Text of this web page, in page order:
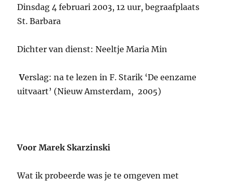
Dinsdag 4 februari 2003, 12 uur, begraafplaats
St. Barbara
Dichter van dienst: Neeltje Maria Min
Verslag: na te lezen in F. Starik ‘De eenzame
uitvaart’ (Nieuw Amsterdam, 2005)
Voor Marek Skarzinski
Wat ik probeerde was je te omgeven met